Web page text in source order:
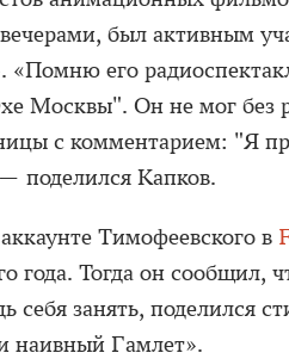
был активным
«Помню его
Москвы". Он не мог без
с комментарием: "Я
поделился Капков.
Тимофеевского в
года. Тогда он сообщил,
себя занять, поделился
наивный Гамлет».